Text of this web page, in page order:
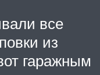
все
из
гаражным